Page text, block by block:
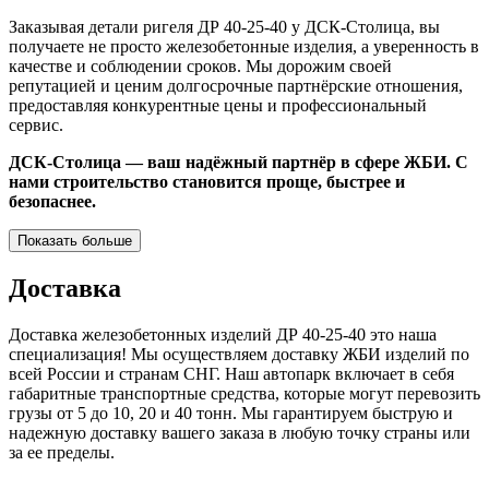
Заказывая детали ригеля ДР 40-25-40 у ДСК-Столица, вы
получаете не просто железобетонные изделия, а уверенность в
качестве и соблюдении сроков. Мы дорожим своей
репутацией и ценим долгосрочные партнёрские отношения,
предоставляя конкурентные цены и профессиональный
сервис.
ДСК-Столица — ваш надёжный партнёр в сфере ЖБИ. С
нами строительство становится проще, быстрее и
безопаснее.
Показать больше
Доставка
Доставка железобетонных изделий ДР 40-25-40 это наша
специализация! Мы осуществляем доставку ЖБИ изделий по
всей России и странам СНГ. Наш автопарк включает в себя
габаритные транспортные средства, которые могут перевозить
грузы от 5 до 10, 20 и 40 тонн. Мы гарантируем быструю и
надежную доставку вашего заказа в любую точку страны или
за ее пределы.